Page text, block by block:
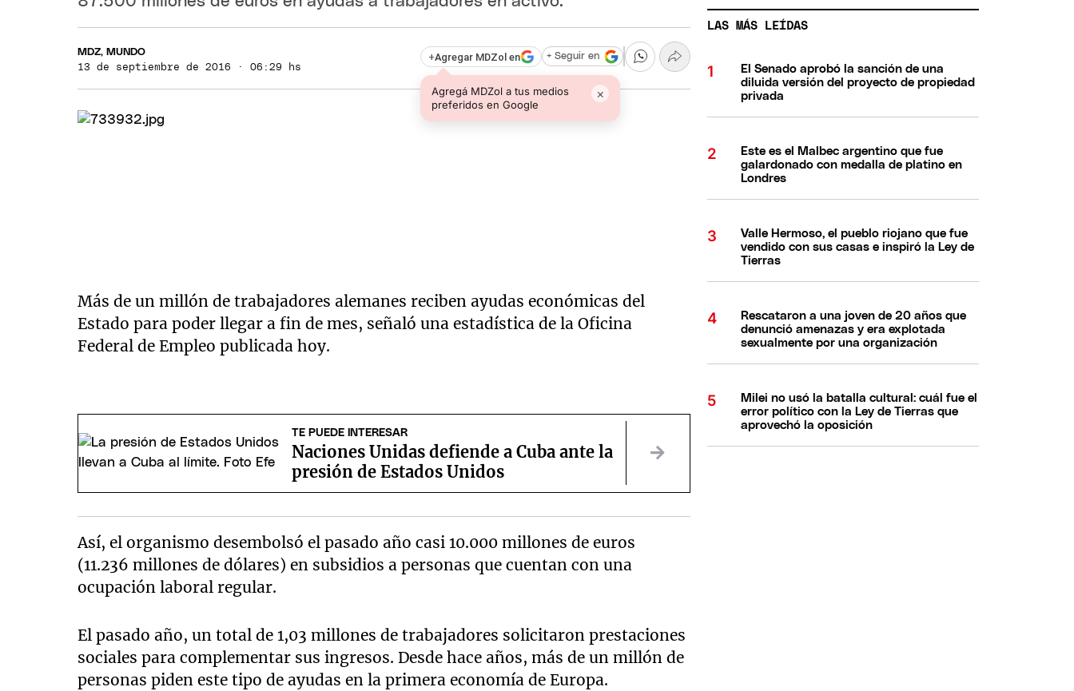
MDZ, MUNDO
13 de septiembre de 2016 · 06:29 hs
+Agregar MDZol en
Agregá MDZol a tus medios
preferidos en Google
×
+ Seguir en
Más de un millón de trabajadores alemanes reciben ayudas económicas del
Estado para poder llegar a fin de mes, señaló una estadística de la Oficina
Federal de Empleo publicada hoy.
TE PUEDE INTERESAR
Naciones Unidas defiende a Cuba ante la
presión de Estados Unidos
Así, el organismo desembolsó el pasado año casi 10.000 millones de euros
(11.236 millones de dólares) en subsidios a personas que cuentan con una
ocupación laboral regular.
El pasado año, un total de 1,03 millones de trabajadores solicitaron prestaciones
sociales para complementar sus ingresos. Desde hace años, más de un millón de
personas piden este tipo de ayudas en la primera economía de Europa.
LAS MÁS LEÍDAS
El Senado aprobó la sanción de una
diluida versión del proyecto de propiedad
privada
Este es el Malbec argentino que fue
galardonado con medalla de platino en
Londres
Valle Hermoso, el pueblo riojano que fue
vendido con sus casas e inspiró la Ley de
Tierras
Rescataron a una joven de 20 años que
denunció amenazas y era explotada
sexualmente por una organización
Milei no usó la batalla cultural: cuál fue el
error político con la Ley de Tierras que
aprovechó la oposición